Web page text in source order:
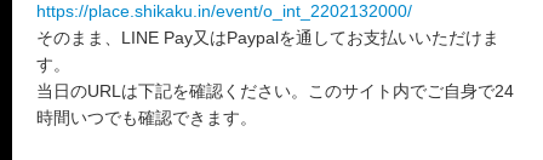
https://place.shikaku.in/event/o_int_2202132000/
そのまま、LINE Pay又はPaypalを通してお支払いいただけま
す。
当日のURLは下記を確認ください。このサイト内でご自身で24
時間いつでも確認できます。